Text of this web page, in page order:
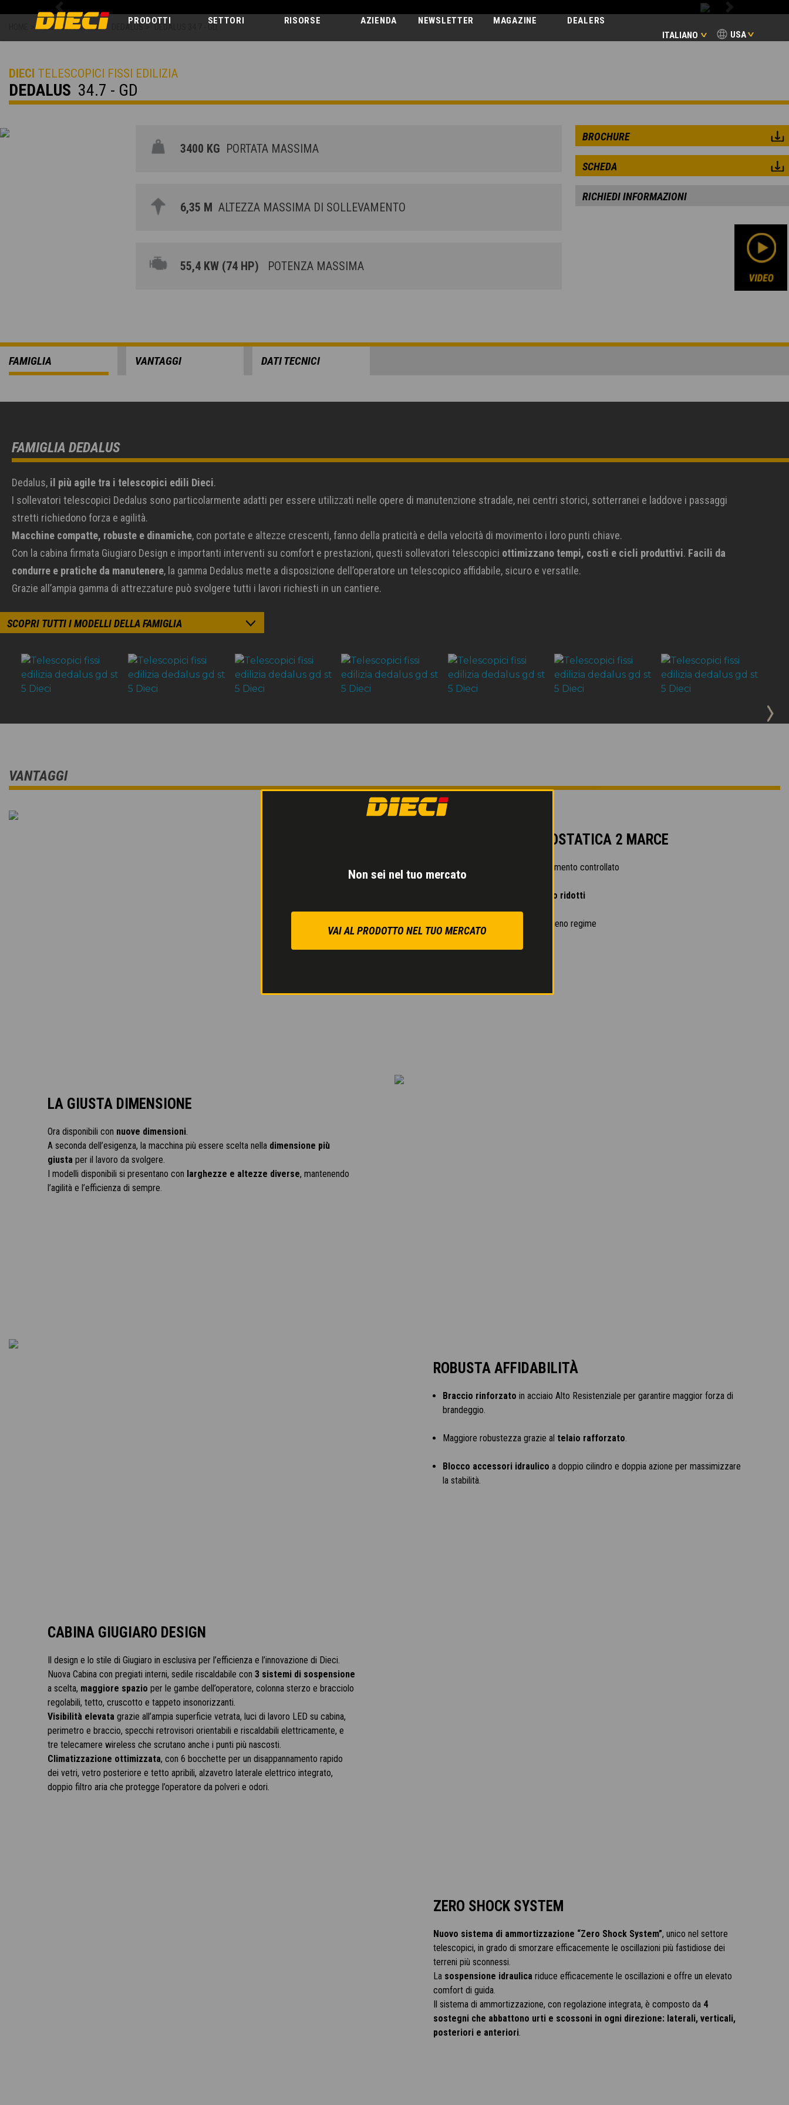
Non sei nel tuo mercato
VAI AL PRODOTTO NEL TUO MERCATO
USA
ITALIANO
NEWSLETTER MAGAZINE DEALERS
PRODOTTI SETTORI RISORSE AZIENDA
Previous Next
DEDALUS
TELESCOPICI FISSI >
DIECI TELESCOPICI FISSI EDILIZIA
DEDALUS 34.7 - GD
3400 KG PORTATA MASSIMA
6,35 M ALTEZZA MASSIMA DI SOLLEVAMENTO
55,4 KW (74 HP) POTENZA MASSIMA
BROCHURE
SCHEDA
RICHIEDI INFORMAZIONI
FAMIGLIA VANTAGGI DATI TECNICI
FAMIGLIA DEDALUS
Dedalus, il più agile tra i telescopici edili Dieci.
I sollevatori telescopici Dedalus sono particolarmente adatti per essere utilizzati nelle opere di manutenzione stradale, nei centri storici, sotterranei e laddove i passaggi
stretti richiedono forza e agilità.
Macchine compatte, robuste e dinamiche, con portate e altezze crescenti, fanno della praticità e della velocità di movimento i loro punti chiave.
Con la cabina firmata Giugiaro Design e importanti interventi su comfort e prestazioni, questi sollevatori telescopici ottimizzano tempi, costi e cicli produttivi. Facili da
condurre e pratiche da manutenere, la gamma Dedalus mette a disposizione dell’operatore un telescopico affidabile, sicuro e versatile.
Grazie all’ampia gamma di attrezzature può svolgere tutti i lavori richiesti in un cantiere.
SCOPRI TUTTI I MODELLI DELLA FAMIGLIA
VANTAGGI
TRASMISSIONE IDROSTATICA 2 MARCE
per un avanzamento controllato
Consumi e costi di esercizio ridotti
Massima precisione anche a pieno regime
LA GIUSTA DIMENSIONE
Ora disponibili con nuove dimensioni.
A seconda dell’esigenza, la macchina più essere scelta nella dimensione più
giusta per il lavoro da svolgere.
I modelli disponibili si presentano con larghezze e altezze diverse, mantenendo
l’agilità e l’efficienza di sempre.
ROBUSTA AFFIDABILITÀ
Braccio rinforzato in acciaio Alto Resistenziale per garantire maggior forza di
brandeggio.
Maggiore robustezza grazie al telaio rafforzato.
Blocco accessori idraulico a doppio cilindro e doppia azione per massimizzare
la stabilità.
CABINA GIUGIARO DESIGN
Il design e lo stile di Giugiaro in esclusiva per l’efficienza e l’innovazione di Dieci.
Nuova Cabina con pregiati interni, sedile riscaldabile con 3 sistemi di sospensione
a scelta, maggiore spazio per le gambe dell’operatore, colonna sterzo e bracciolo
regolabili, tetto, cruscotto e tappeto insonorizzanti.
Visibilità elevata grazie all’ampia superficie vetrata, luci di lavoro LED su cabina,
perimetro e braccio, specchi retrovisori orientabili e riscaldabili elettricamente, e
tre telecamere wireless che scrutano anche i punti più nascosti.
Climatizzazione ottimizzata, con 6 bocchette per un disappannamento rapido
dei vetri, vetro posteriore e tetto apribili, alzavetro laterale elettrico integrato,
doppio filtro aria che protegge l’operatore da polveri e odori.
ZERO SHOCK SYSTEM
Nuovo sistema di ammortizzazione “Zero Shock System”, unico nel settore
telescopici, in grado di smorzare efficacemente le oscillazioni più fastidiose dei
terreni più sconnessi.
La sospensione idraulica riduce efficacemente le oscillazioni e offre un elevato
comfort di guida.
Il sistema di ammortizzazione, con regolazione integrata, è composto da 4
sostegni che abbattono urti e scossoni in ogni direzione: laterali, verticali,
posteriori e anteriori.